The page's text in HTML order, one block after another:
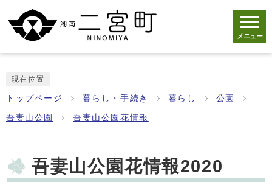
メニュー
現在位置
トップページ 暮らし・手続き 暮らし 公園
吾妻山公園 吾妻山公園花情報
吾妻山公園花情報2020